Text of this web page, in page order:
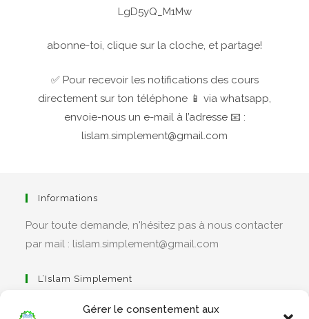
Gérer le consentement aux
LgD5yQ_M1Mw
abonne-toi, clique sur la cloche, et partage!
✅ Pour recevoir les notifications des cours
directement sur ton téléphone 📱 via whatsapp,
envoie-nous un e-mail à l’adresse 📧 :
lislam.simplement@gmail.com
Informations
Pour toute demande, n'hésitez pas à nous contacter
par mail : lislam.simplement@gmail.com
L’Islam Simplement